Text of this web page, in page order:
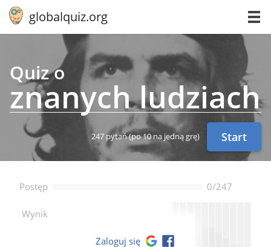
globalquiz.org
Quiz o
znanych ludziach
247 pytań(po 10 na jedną grę) Start
Postęp 0/247
Wynik --
Zaloguj się